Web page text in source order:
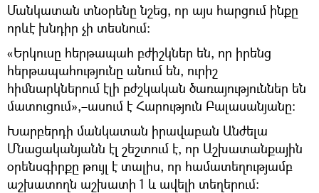
Մանկատան տնօրենը նշեց, որ այս հարցում ինքը
որևէ խնդիր չի տեսնում։
«Երկուսը հերթապահ բժիշկներ են, որ իրենց
հերթապահությունը անում են, ուրիշ
հիմնարկներում էլի բժշկական ծառայություններ են
մատուցում»,–ասում է Հարություն Բալասանյանը։
Խարբերդի մանկատան իրավաբան Անժելա
Մնացականյանն էլ շեշտում է, որ Աշխատանքային
օրենսգիրքը թույլ է տալիս, որ համատեղությամբ
աշխատողն աշխատի 1 և ավելի տեղերում։